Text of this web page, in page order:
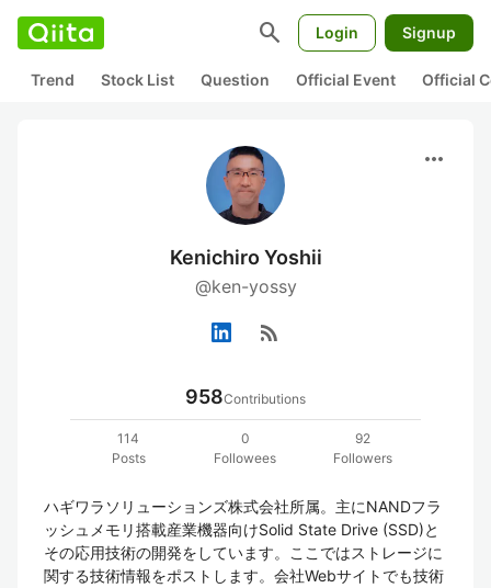
search Login Signup
Trend Stock List Question Official Event Official
more_horiz
Kenichiro Yoshii
@ken-yossy
rss_feed
958Contributions
114
Posts
0
Followees
92
Followers
ハギワラソリューションズ株式会社所属。主にNANDフラ
ッシュメモリ搭載産業機器向けSolid State Drive (SSD)と
その応用技術の開発をしています。ここではストレージに
関する技術情報をポストします。会社Webサイトでも技術